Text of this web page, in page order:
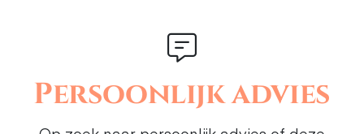
Persoonlijk advies